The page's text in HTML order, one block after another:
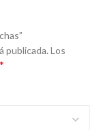
publicada. Los
*